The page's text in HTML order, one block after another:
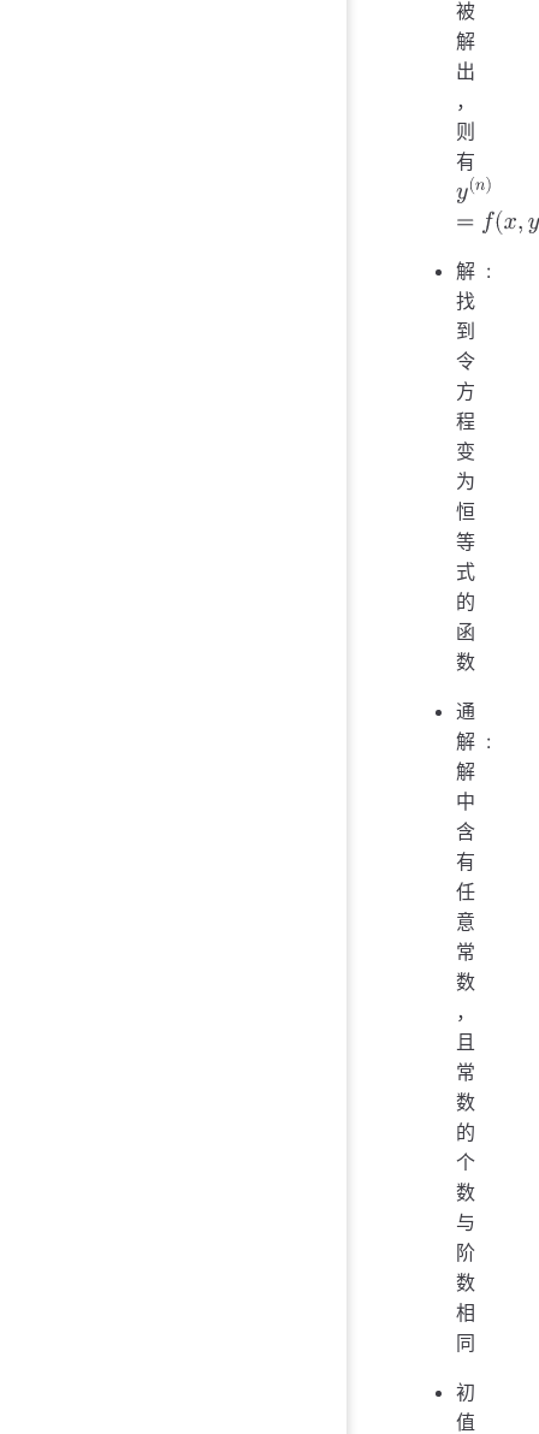
被
解
出
，
则
有
解:
找
到
令
方
程
变
为
恒
等
式
的
函
数
通
解:
解
中
含
有
任
意
常
数
，
且
常
数
的
个
数
与
阶
数
相
同
初
值